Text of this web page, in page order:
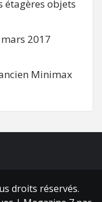
étagères objets
2017
Minimax
droits réservés.